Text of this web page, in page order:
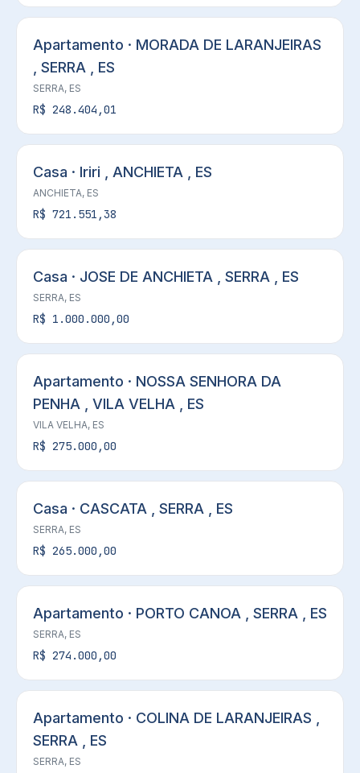
Apartamento · MORADA DE LARANJEIRAS
, SERRA , ES
SERRA, ES
R$ 248.404,01
Casa · Iriri , ANCHIETA , ES
ANCHIETA, ES
R$ 721.551,38
Casa · JOSE DE ANCHIETA , SERRA , ES
SERRA, ES
R$ 1.000.000,00
Apartamento · NOSSA SENHORA DA
PENHA , VILA VELHA , ES
VILA VELHA, ES
R$ 275.000,00
Casa · CASCATA , SERRA , ES
SERRA, ES
R$ 265.000,00
Apartamento · PORTO CANOA , SERRA , ES
SERRA, ES
R$ 274.000,00
Apartamento · COLINA DE LARANJEIRAS ,
SERRA , ES
SERRA, ES